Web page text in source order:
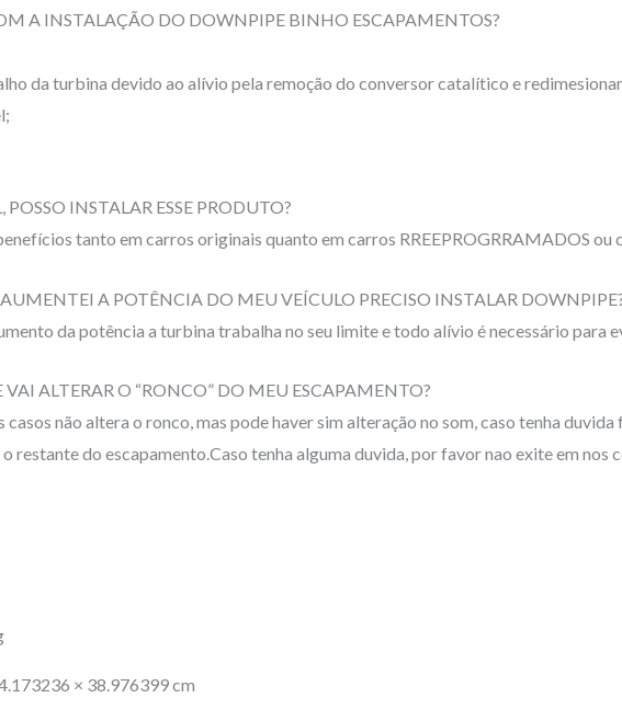
A INSTALAÇÃO DO DOWNPIPE BINHO ESCAPAMENTOS?
da turbina devido ao alívio pela remoção do conversor catalítico e
INSTALAR ESSE PRODUTO?
tanto em carros originais quanto em carros RREEPROGRRAMADOS ou
A POTÊNCIA DO MEU VEÍCULO PRECISO INSTALAR
da potência a turbina trabalha no seu limite e todo alívio é necessário para
ALTERAR O “RONCO” DO MEU ESCAPAMENTO?
não altera o ronco, mas pode haver sim alteração no som, caso tenha
restante do escapamento.Caso tenha alguma duvida, por favor nao exite em nos
× 38.976399 cm